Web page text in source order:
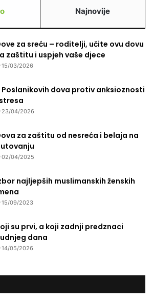
Najnovije
za sreću – roditelji, učite ovu dovu
zaštitu i uspjeh vaše djece
15/03/2026
Poslanikovih dova protiv anksioznosti
23/04/2026
za zaštitu od nesreća i belaja na
02/04/2025
najljepših muslimanskih ženskih
15/09/2023
su prvi, a koji zadnji predznaci
dana
14/05/2026